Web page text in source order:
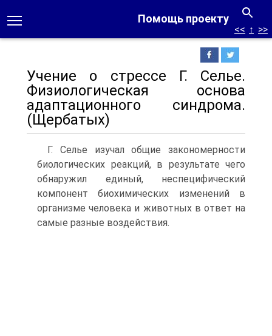
Помощь проекту
<< ↑ >>
Учение о стрессе Г. Селье.
Физиологическая основа
адаптационного синдрома.
(Щербатых)
Г. Селье изучал общие закономерности
биологических реакций, в результате чего
обнаружил единый, неспецифический
компонент биохимических изменений в
организме человека и животных в ответ на
самые разные воздействия.